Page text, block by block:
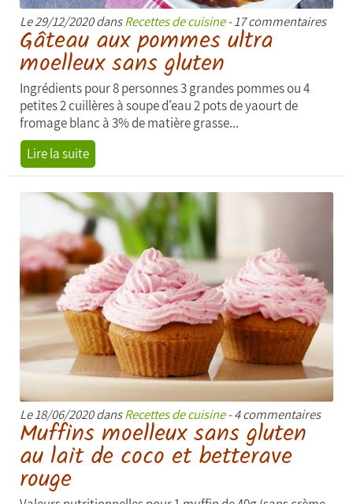
Le 29/12/2020 dansRecettes de cuisine- 17 commentaires
Gâteau aux pommes ultra
moelleux sans gluten
Ingrédients pour 8 personnes 3 grandes pommes ou 4
petites 2 cuillères à soupe d'eau 2 pots de yaourt de
fromage blanc à 3% de matière grasse...
Lire la suite
Le 18/06/2020 dansRecettes de cuisine- 4 commentaires
Muffins moelleux sans gluten
au lait de coco et betterave
rouge